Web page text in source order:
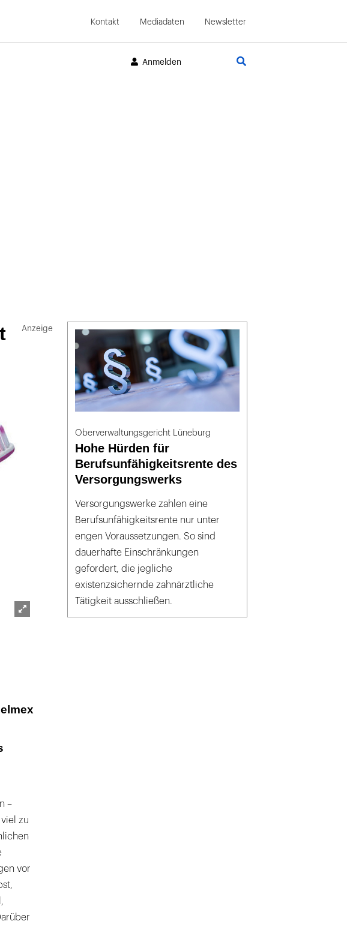
Kontakt Mediadaten Newsletter
Anmelden
–
zu
vor
Oberverwaltungsgericht Lüneburg
Hohe Hürden für
Berufsunfähigkeitsrente des
Versorgungswerks
Versorgungswerke zahlen eine
Berufsunfähigkeitsrente nur unter
engen Voraussetzungen. So sind
dauerhafte Einschränkungen
gefordert, die jegliche
existenzsichernde zahnärztliche
Tätigkeit ausschließen.